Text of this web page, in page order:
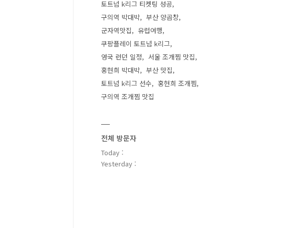
토트넘 k리그 티켓팅 성공
구의역 박대박
부산 양곱창
군자역맛집
유럽여행
쿠팡플레이 토트넘 k리그
영국 런던 일정
서울 조개찜 맛집
홍현희 박대박
부산 맛집
토트넘 k리그 선수
홍현희 조개찜
구의역 조개찜 맛집
전체 방문자
Today :
Yesterday :